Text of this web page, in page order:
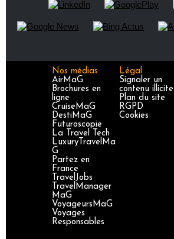
Nos médias
AirMaG
Brochures en
ligne
CruiseMaG
DestiMaG
Futuroscopie
La Travel Tech
LuxuryTravelMa
G
Partez en
France
TravelJobs
TravelManager
MaG
VoyageursMaG
Voyages
Responsables
Légal
Signaler un
contenu illicite
Plan du site
RGPD
Cookies